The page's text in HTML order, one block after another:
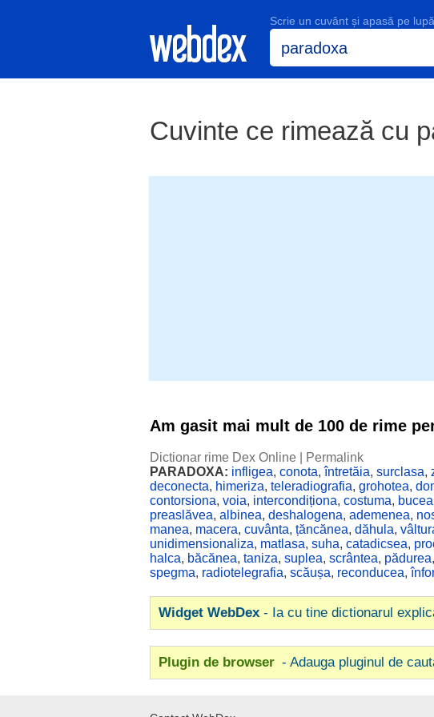
Scrie un cuvânt și apasă pe
Cuvinte ce rimează cu
Am gasit mai mult de 100 de rime
Dictionar rime Dex Online
Permalink
PARADOXA: infligea, conota,întretăia, surclasa,
deconecta, himeriza, teleradiografia, grohotea,
contorsiona, voia, intercondiționa, costuma, bucea
preaslăvea, albinea, deshalogena, ademenea,
manea, macera, cuvânta, țăncănea, dăhula,
unidimensionaliza, matlasa, suha, catadicsea,
halca, băcănea, taniza, suplea, scrântea, pădurea,
spegma, radiotelegrafia, scăușa, reconducea,
Widget WebDex - Ia cu tine dictionarul
Plugin de browser - Adauga pluginul de